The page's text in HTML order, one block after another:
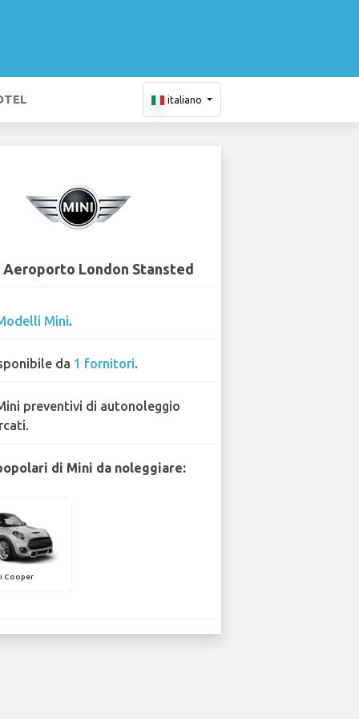
italiano
Aeroporto London Stansted
Mini.
da 1 fornitori.
preventivi di autonoleggio
di Mini da noleggiare:
Cooper